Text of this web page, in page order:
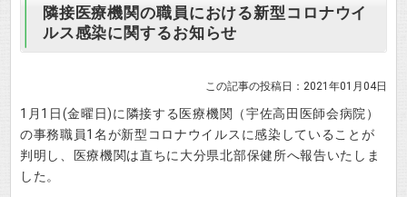
隣接医療機関の職員における新型コロナウイ
ルス感染に関するお知らせ
この記事の投稿日：2021年01月04日
1月1日(金曜日)に隣接する医療機関（宇佐高田医師会病院）
の事務職員1名が新型コロナウイルスに感染していることが
判明し、医療機関は直ちに大分県北部保健所へ報告いたしま
した。